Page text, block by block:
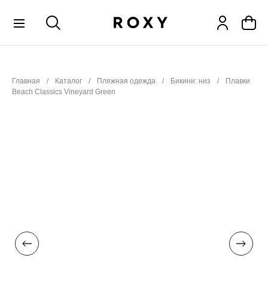
НОВИНКИ
АКСЕССУАРЫ
Главная Каталог Пляжная одежда Бикини: низ
Плавки
Beach Classics Vineyard Green